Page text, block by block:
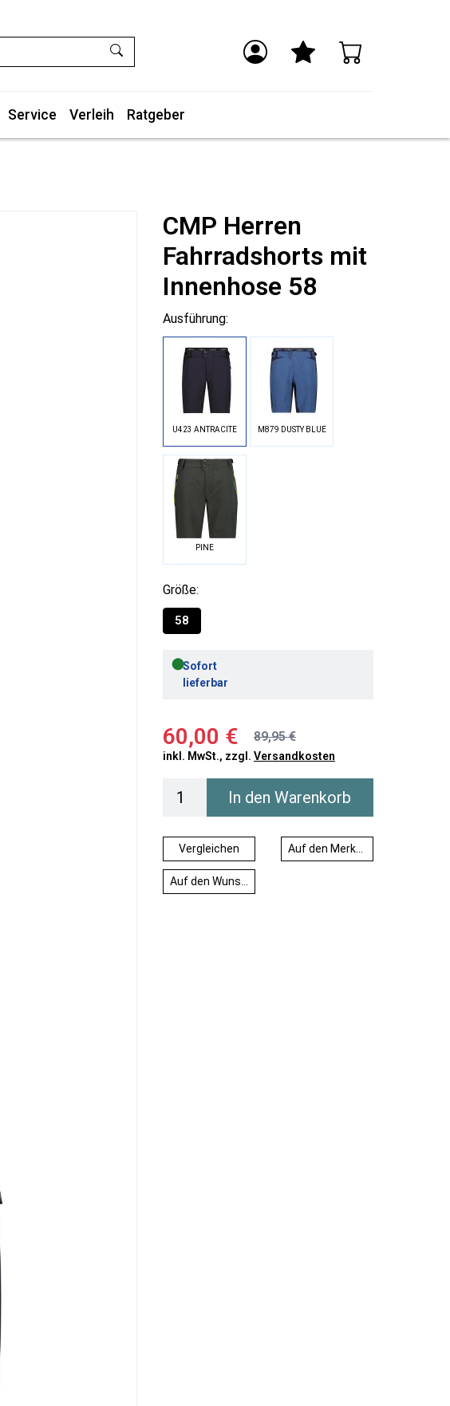
Service Verleih Ratgeber
CMP Herren
Fahrradshorts mit
Innenhose 58
Ausführung:
U423 ANTRACITE M879 DUSTY BLUE
PINE
Größe:
58
●Sofort
lieferbar
60,00 € 89,95 €
inkl. MwSt., zzgl. Versandkosten
In den Warenkorb
Vergleichen